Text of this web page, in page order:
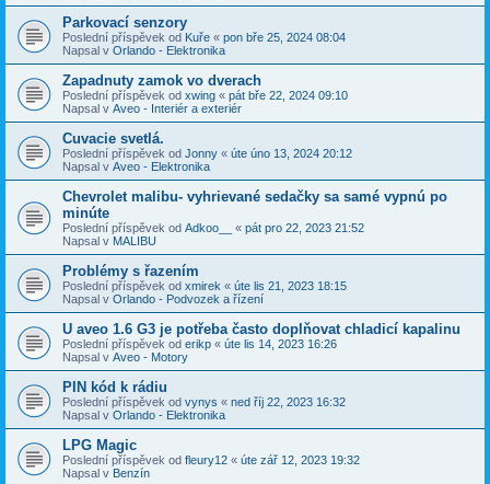
Parkovací senzory
Poslední příspěvek od Kuře « pon bře 25, 2024 08:04
Napsal v Orlando - Elektronika
Zapadnuty zamok vo dverach
Poslední příspěvek od xwing « pát bře 22, 2024 09:10
Napsal v Aveo - Interiér a exteriér
Cuvacie svetlá.
Poslední příspěvek od Jonny « úte úno 13, 2024 20:12
Napsal v Aveo - Elektronika
Chevrolet malibu- vyhrievané sedačky sa samé vypnú po
minúte
Poslední příspěvek od Adkoo__ « pát pro 22, 2023 21:52
Napsal v MALIBU
Problémy s řazením
Poslední příspěvek od xmirek « úte lis 21, 2023 18:15
Napsal v Orlando - Podvozek a řízení
U aveo 1.6 G3 je potřeba často doplňovat chladicí kapalinu
Poslední příspěvek od erikp « úte lis 14, 2023 16:26
Napsal v Aveo - Motory
PIN kód k rádiu
Poslední příspěvek od vynys « ned říj 22, 2023 16:32
Napsal v Orlando - Elektronika
LPG Magic
Poslední příspěvek od fleury12 « úte zář 12, 2023 19:32
Napsal v Benzín